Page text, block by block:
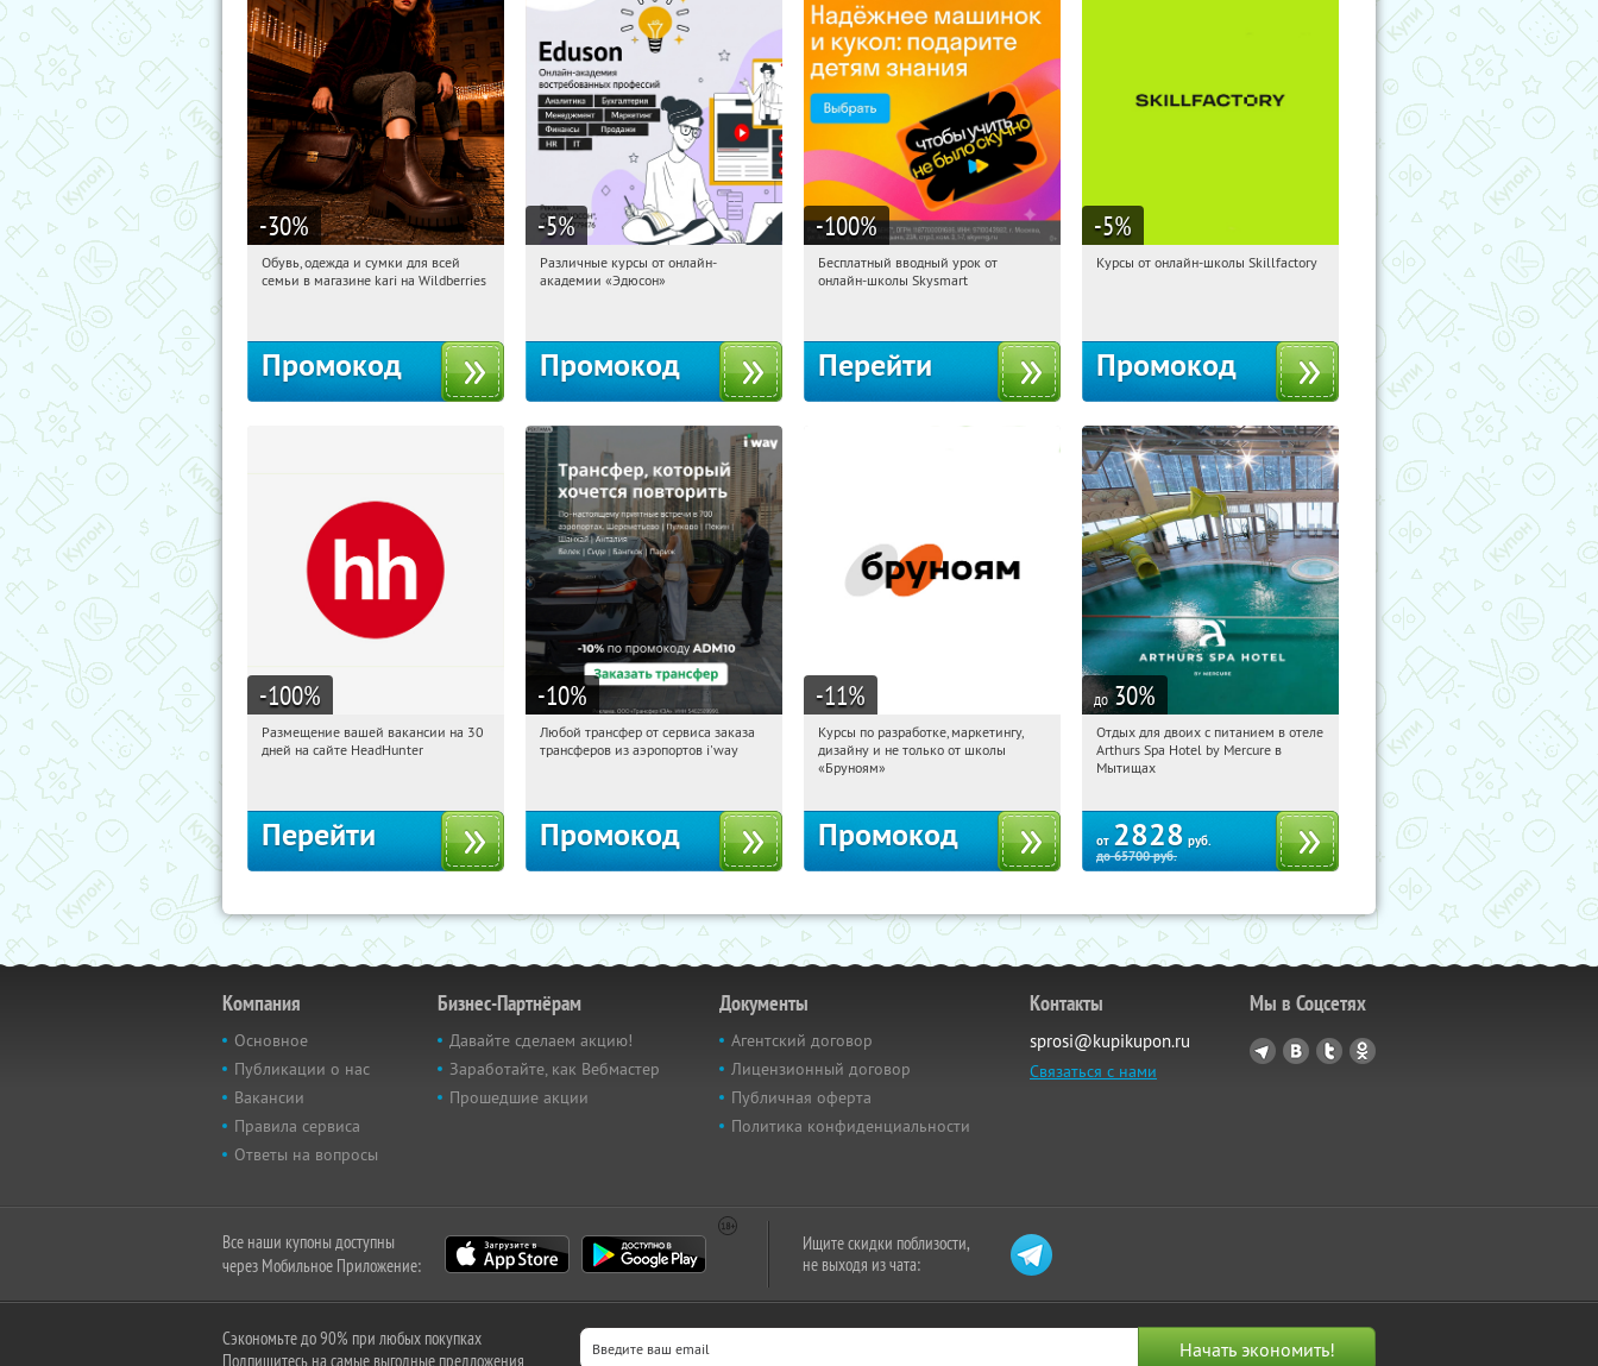
-30%
08:16:12 Получили:
Обувь, одежда и сумки для всей
семьи в магазине kari на Wildberries
Промокод
-5%
08:16:12 Получили:
Различные курсы от онлайн-
академии «Эдюсон»
Промокод
-100%
08:16:12
Получи первым!
Бесплатный вводный урок от
онлайн-школы Skysmart
Перейти
-5%
08:16:12
Получи первым!
Курсы от онлайн-школы Skillfactory
Промокод
-100%
08:16:12
Получи первым!
Размещение вашей вакансии на 30
дней на сайте HeadHunter
Перейти
-10%
08:16:12
Получи первым!
Любой трансфер от сервиса заказа
трансферов из аэропортов i'way
Промокод
-11%
08:16:12
Получи первым!
Россия
Курсы по разработке, маркетингу,
дизайну и не только от школы
«Бруноям»
Промокод
до 30%
08:16:12
Купи первым!
Московская обл., г. Мытищи, д.
Отдых для двоих с питанием в отеле
Arthurs Spa Hotel by Mercure в
Мытищах
от 2828 руб.
до65700руб.
Компания
Основное
Публикации о нас
Вакансии
Правила сервиса
Ответы на вопросы
Бизнес-Партнёрам
Давайте сделаем акцию!
Заработайте, как Вебмастер
Прошедшие акции
Документы
Агентский договор
Лицензионный договор
Публичная оферта
Политика конфиденциальности
Контакты
sprosi@kupikupon.ru
Связаться с нами
Мы в Соцсетях
Все наши купоны доступны
через Мобильное Приложение:
Ищите скидки поблизости,
не выходя из чата:
Сэкономьте до 90% при любых покупках
Подпишитесь на самые выгодные предложения